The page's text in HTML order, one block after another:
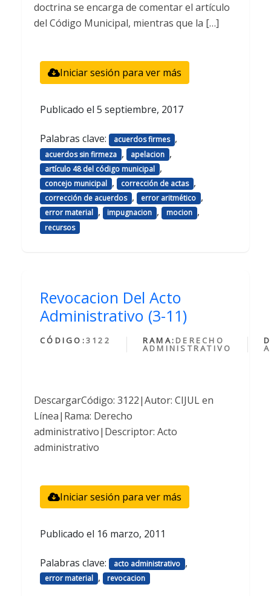
doctrina se encarga de comentar el artículo
del Código Municipal, mientras que la […]
Iniciar sesión para ver más
Publicado el 5 septiembre, 2017
Palabras clave: acuerdos firmes ,
acuerdos sin firmeza , apelacion ,
artículo 48 del código municipal ,
concejo municipal , corrección de actas ,
corrección de acuerdos , error aritmético ,
error material , impugnacion , mocion ,
recursos
Revocacion Del Acto
Administrativo (3-11)
CÓDIGO:3122 RAMA: DERECHO
ADMINISTRATIVO
DescargarCódigo: 3122|Autor: CIJUL en
Línea|Rama: Derecho
administrativo|Descriptor: Acto
administrativo
Iniciar sesión para ver más
Publicado el 16 marzo, 2011
Palabras clave: acto administrativo ,
error material , revocacion